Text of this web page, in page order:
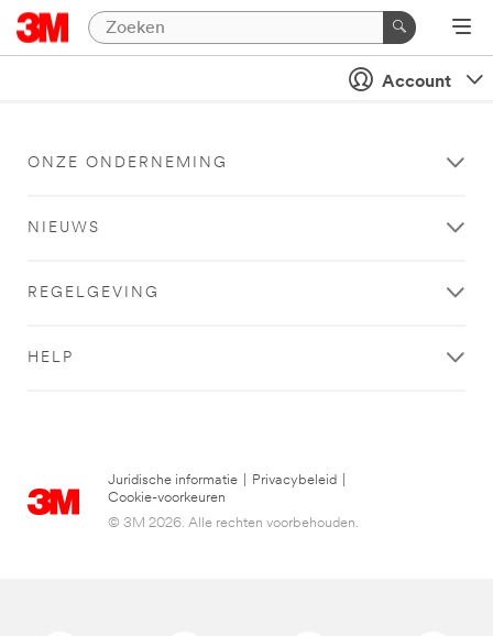
Account
ONZE ONDERNEMING
NIEUWS
REGELGEVING
HELP
Juridische informatie Privacybeleid
Cookie-voorkeuren
© 3M 2026. Alle rechten voorbehouden.